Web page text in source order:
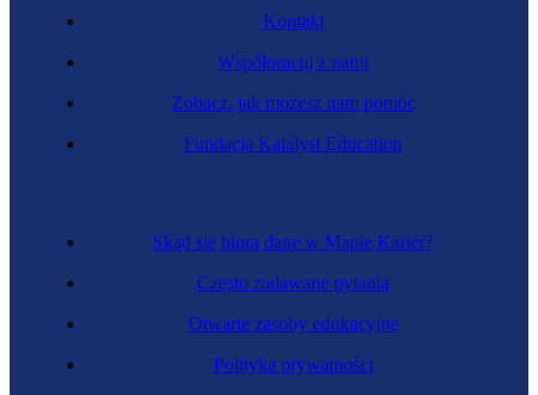
Skąd się biorą dane w Mapie Karier?
Często zadawane pytania
Otwarte zasoby edukacyjne
Polityka prywatności
Kontakt
Współpracuj z nami
Zobacz, jak możesz nam pomóc
Fundacja Katalyst Education